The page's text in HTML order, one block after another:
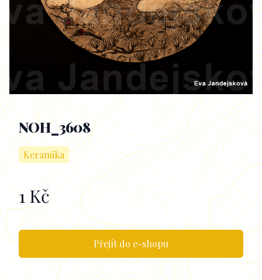
NOH_3608
Keramika
Informace k obrazu
1 Kč
Přejít do e-shopu